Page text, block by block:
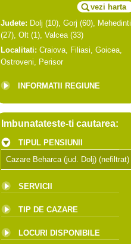
vezi harta
Judete: Dolj (10), Gorj (60), Mehedinti
(27), Olt (1), Valcea(33)
Localitati: Craiova, Filiasi, Goicea,
Ostroveni, Perisor
INFORMATII REGIUNE
Imbunatateste-ti cautarea:
TIPUL PENSIUNII
Cazare Beharca (jud. Dolj) (nefiltrat)
SERVICII
TIP DE CAZARE
LOCURI DISPONIBILE